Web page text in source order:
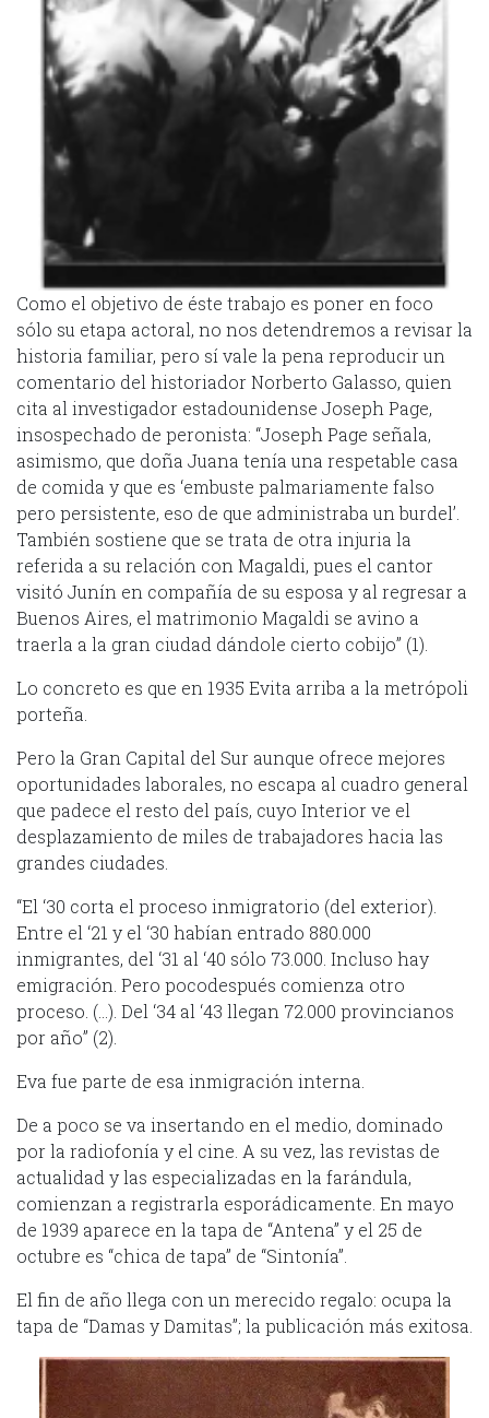
Como el objetivo de éste trabajo es poner en foco
sólo su etapa actoral, no nos detendremos a revisar la
historia familiar, pero sí vale la pena reproducir un
comentario del historiador Norberto Galasso, quien
cita al investigador estadounidense Joseph Page,
insospechado de peronista: “Joseph Page señala,
asimismo, que doña Juana tenía una respetable casa
de comida y que es ‘embuste palmariamente falso
pero persistente, eso de que administraba un burdel’.
También sostiene que se trata de otra injuria la
referida a su relación con Magaldi, pues el cantor
visitó Junín en compañía de su esposa y al regresar a
Buenos Aires, el matrimonio Magaldi se avino a
traerla a la gran ciudad dándole cierto cobijo” (1).
Lo concreto es que en 1935 Evita arriba a la metrópoli
porteña.
Pero la Gran Capital del Sur aunque ofrece mejores
oportunidades laborales, no escapa al cuadro general
que padece el resto del país, cuyo Interior ve el
desplazamiento de miles de trabajadores hacia las
grandes ciudades.
“El ‘30 corta el proceso inmigratorio (del exterior).
Entre el ‘21 y el ‘30 habían entrado 880.000
inmigrantes, del ‘31 al ‘40 sólo 73.000. Incluso hay
emigración. Pero pocodespués comienza otro
proceso. (…). Del ‘34 al ‘43 llegan 72.000 provincianos
por año” (2).
Eva fue parte de esa inmigración interna.
De a poco se va insertando en el medio, dominado
por la radiofonía y el cine. A su vez, las revistas de
actualidad y las especializadas en la farándula,
comienzan a registrarla esporádicamente. En mayo
de 1939 aparece en la tapa de “Antena” y el 25 de
octubre es “chica de tapa” de “Sintonía”.
El fin de año llega con un merecido regalo: ocupa la
tapa de “Damas y Damitas”; la publicación más exitosa.